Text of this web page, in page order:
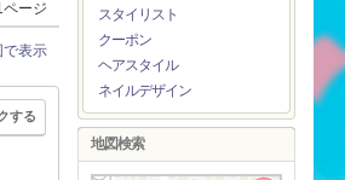
ページ
で表示
する
スタイリスト
クーポン
ヘアスタイル
ネイルデザイン
地図検索